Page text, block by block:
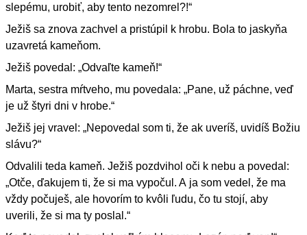
slepému, urobiť, aby tento nezomrel?!“
Ježiš sa znova zachvel a pristúpil k hrobu. Bola to jaskyňa
uzavretá kameňom.
Ježiš povedal: „Odvaľte kameň!“
Marta, sestra mŕtveho, mu povedala: „Pane, už páchne, veď
je už štyri dni v hrobe.“
Ježiš jej vravel: „Nepovedal som ti, že ak uveríš, uvidíš Božiu
slávu?“
Odvalili teda kameň. Ježiš pozdvihol oči k nebu a povedal:
„Otče, ďakujem ti, že si ma vypočul. A ja som vedel, že ma
vždy počuješ, ale hovorím to kvôli ľudu, čo tu stojí, aby
uverili, že si ma ty poslal.“